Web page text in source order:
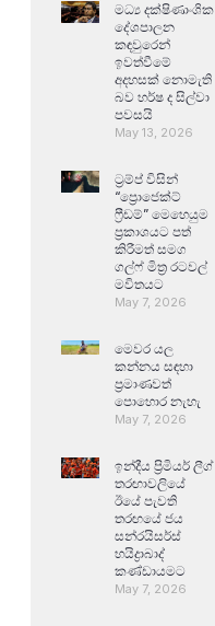
මධ්‍ය දක්ෂිණාංශික
දේශපාලන
කඳවුරෙන්
ඉවත්වීමේ
අදහසක් නොමැති
බව හර්ෂ ද සිල්වා
පවසයි
May 13, 2026
ට්‍රම්ප් විසින්
“ප්‍රොජෙක්ට්
ෆ්‍රීඩම්” මෙහෙයුම
ප්‍රකාශයට පත්
කිරීමත් සමග
ගල්ෆ් මිත්‍ර රටවල්
මවිතයට
May 7, 2026
මෙවර යල
කන්නය සඳහා
ප්‍රමාණවත්
පොහොර නැහැ
May 7, 2026
ඉන්දීය ප්‍රිමියර් ලීග්
තරඟාවලියේ
ඊයේ පැවති
තරඟයේ ජය
සන්රයිසර්ස්
හයිද්‍රාබාද්
කණ්ඩායමට
May 7, 2026